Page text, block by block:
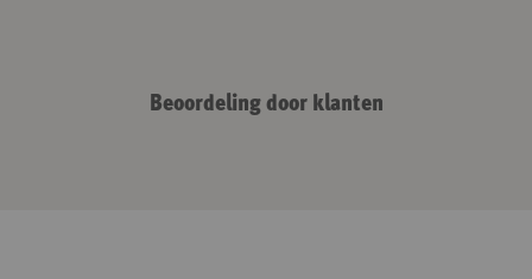
Beoordeling door klanten